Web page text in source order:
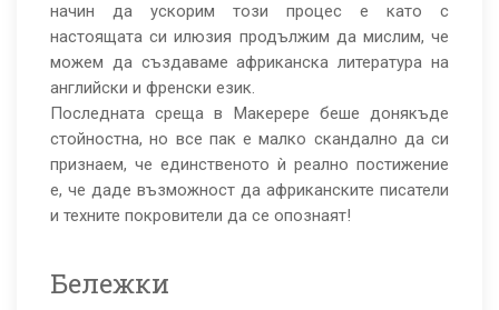
начин да ускорим този процес е като с
настоящата си илюзия продължим да мислим, че
можем да създаваме африканска литература на
английски и френски език.
Последната среща в Макерере беше донякъде
стойностна, но все пак е малко скандално да си
признаем, че единственото ѝ реално постижение
е, че даде възможност да африканските писатели
и техните покровители да се опознаят!
Бележки